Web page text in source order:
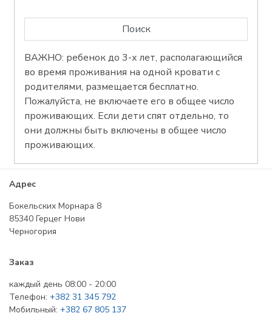
ВАЖНО: ребенок до 3-х лет, располагающийся
во время проживания на одной кровати с
родителями, размещается бесплатно.
Пожалуйста, не включаете его в общее число
проживающих. Если дети спят отдельно, то
они должны быть включены в общее число
проживающих.
Адрес
Бокельских Морнара 8
85340 Герцег Нови
Черногория
Заказ
каждый день 08:00 - 20:00
Телефон: +382 31 345 792
Мобильный: +382 67 805 137